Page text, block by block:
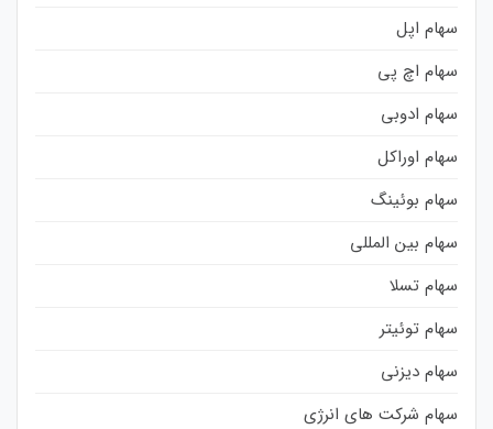
سهام اپل
سهام اچ پی
سهام ادوبی
سهام اوراکل
سهام بوئینگ
سهام بین المللی
سهام تسلا
سهام توئیتر
سهام دیزنی
سهام شرکت های انرژی